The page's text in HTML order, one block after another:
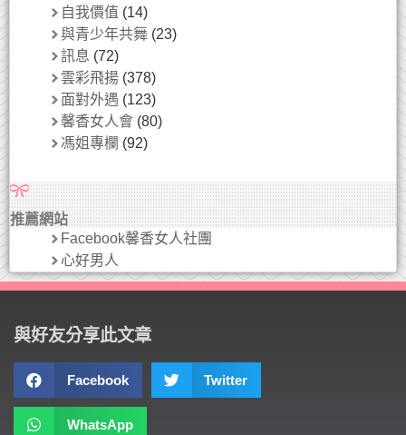
自我價值 (14)
與青少年共舞 (23)
訊息 (72)
雲彩飛揚 (378)
面對外遇 (123)
馨香女人會 (80)
馮姐專欄 (92)
推薦網站
Facebook馨香女人社團
心好男人
與好友分享此文章
Facebook Twitter
WhatsApp